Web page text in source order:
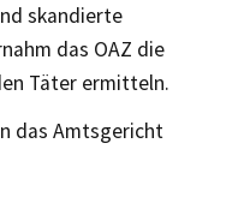
skandierte
das OAZ die
Täter ermitteln.
das Amtsgericht